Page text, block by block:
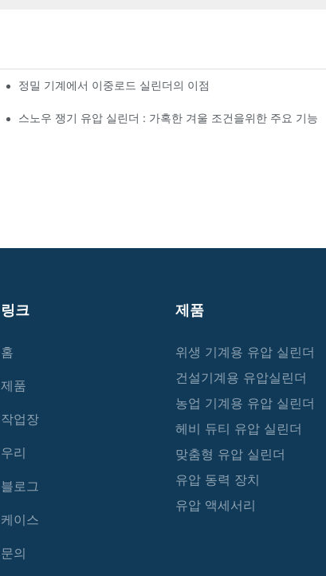
정밀 기계에서 이중로드 실린더의 이점
스노우 쟁기 유압 실린더 : 가혹한 겨울 조건을위한 주요 기능
링크
홈
제품
작업장
우리
블로그
케이스
문의
제품
위생 기계용 유압 실린더
건설기계용 유압실린더
농업 기계용 유압 실린더
헤비 듀티 유압 실린더
맞춤형 유압 실린더
유압 동력 장치
유압 액세서리